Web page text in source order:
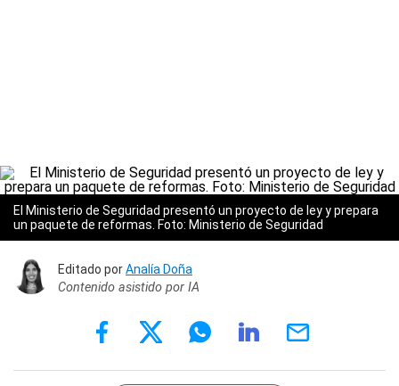
El Ministerio de Seguridad presentó un proyecto de ley y prepara
un paquete de reformas. Foto: Ministerio de Seguridad
Editado porAnalía Doña
Contenido asistido por IA